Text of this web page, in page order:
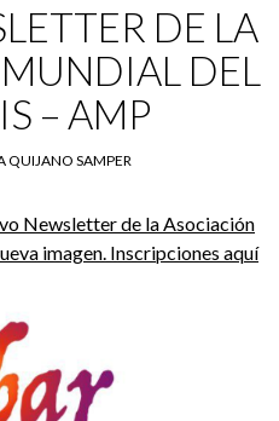
DE LA
DEL
– AMP
QUIJANO SAMPER
Newsletter de la Asociación
imagen. Inscripciones aquí